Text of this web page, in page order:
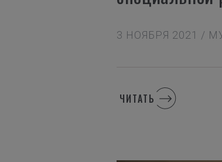
3 НОЯБРЯ 2021 /
ЧИТАТЬ